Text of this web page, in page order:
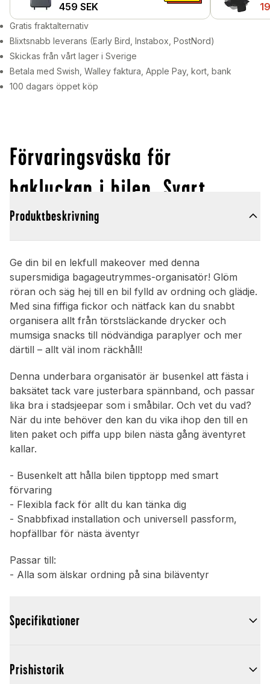
459 SEK
Gratis fraktalternativ
Blixtsnabb leverans (Early Bird, Instabox, PostNord)
Skickas från vårt lager i Sverige
Betala med Swish, Walley faktura, Apple Pay, kort, bank
100 dagars öppet köp
Förvaringsväska för
bakluckan i bilen, Svart
Produktbeskrivning
Ge din bil en lekfull makeover med denna
supersmidiga bagageutrymmes-organisatör! Glöm
röran och säg hej till en bil fylld av ordning och glädje.
Med sina fiffiga fickor och nätfack kan du snabbt
organisera allt från törstsläckande drycker och
mumsiga snacks till nödvändiga paraplyer och mer
därtill – allt väl inom räckhåll!
Denna underbara organisatör är busenkel att fästa i
baksätet tack vare justerbara spännband, och passar
lika bra i stadsjeepar som i småbilar. Och vet du vad?
När du inte behöver den kan du vika ihop den till en
liten paket och piffa upp bilen nästa gång äventyret
kallar.
- Busenkelt att hålla bilen tipptopp med smart
förvaring
- Flexibla fack för allt du kan tänka dig
- Snabbfixad installation och universell passform,
hopfällbar för nästa äventyr
Passar till:
- Alla som älskar ordning på sina biläventyr
Specifikationer
Prishistorik